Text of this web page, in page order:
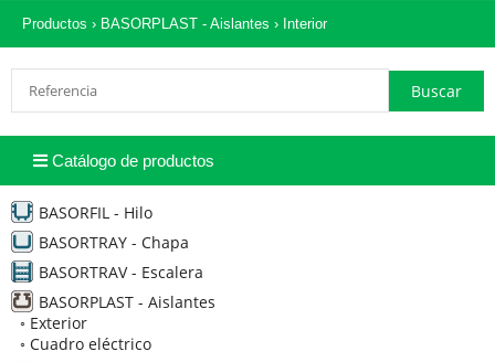
Productos › BASORPLAST - Aislantes › Interior
Catálogo de productos
BASORFIL - Hilo
BASORTRAY - Chapa
BASORTRAV - Escalera
BASORPLAST - Aislantes
◦ Exterior
◦ Cuadro eléctrico